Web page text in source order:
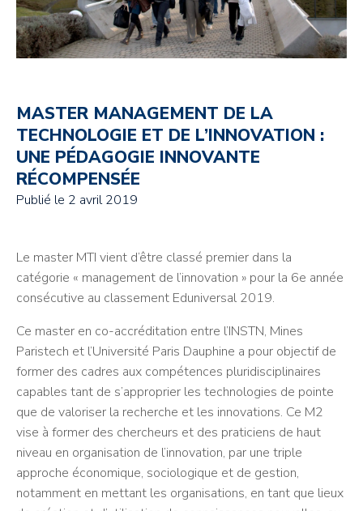
MASTER MANAGEMENT DE LA
TECHNOLOGIE ET DE L’INNOVATION :
UNE PÉDAGOGIE INNOVANTE
RÉCOMPENSÉE
Publié le 2 avril 2019
Le master MTI vient d’être classé premier dans la
catégorie « management de l’innovation » pour la 6e année
consécutive au classement Eduniversal 2019.
Ce master en co-accréditation entre l’INSTN, Mines
Paristech et l’Université Paris Dauphine a pour objectif de
former des cadres aux compétences pluridisciplinaires
capables tant de s’approprier les technologies de pointe
que de valoriser la recherche et les innovations. Ce M2
vise à former des chercheurs et des praticiens de haut
niveau en organisation de l’innovation, par une triple
approche économique, sociologique et de gestion,
notamment en mettant les organisations, en tant que lieux